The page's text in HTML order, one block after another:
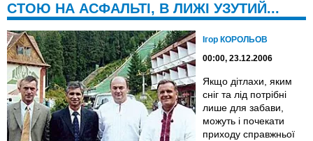
СТОЮ НА АСФАЛЬТІ, В ЛИЖІ УЗУТИЙ...
Ігор КОРОЛЬОВ
00:00, 23.12.2006
Якщо дітлахи, яким
сніг та лід потрібні
лише для забави,
можуть і почекати
приходу справжньої